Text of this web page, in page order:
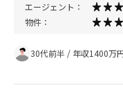
エージェント：
物件：
30代前半 / 年収1400万